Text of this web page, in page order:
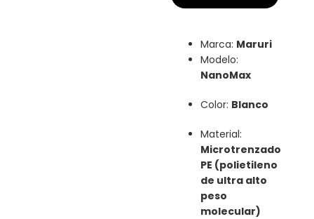
Marca: Maruri
Modelo:
NanoMax
Color: Blanco
Material:
Microtrenzado
PE (polietileno
de ultra alto
peso
molecular)